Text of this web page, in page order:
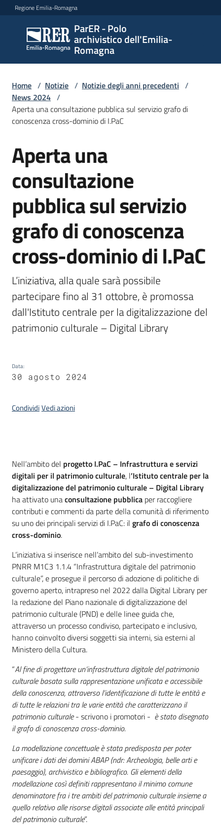
Vai al contenuto
Vai alla navigazione
Vai al footer
Regione Emilia-Romagna
ParER - Polo
archivistico dell'Emilia-
Romagna
ParER -
Polo
archivistico
Romagna
Polo
Archivio
storico
Conservazione
Argomenti
Contatti
Seguici
Home / Notizie / Notizie degli anni precedenti /
News 2024 /
Aperta una consultazione pubblica sul servizio grafo di
conoscenza cross-dominio di I.PaC
Salta al contenuto
Aperta una
consultazione
pubblica sul servizio
grafo di conoscenza
cross-dominio di I.PaC
L’iniziativa, alla quale sarà possibile
partecipare fino al 31 ottobre, è promossa
dall'Istituto centrale per la digitalizzazione del
patrimonio culturale – Digital Library
Data:
30 agosto 2024
CondividiVedi azioni
Introduzione
Nell’ambito del progetto I.PaC – Infrastruttura e servizi
digitali per il patrimonio culturale, l’Istituto centrale per la
digitalizzazione del patrimonio culturale – Digital Library
ha attivato unaconsultazione pubblica per raccogliere
contributi e commenti da parte della comunità di riferimento
su uno dei principali servizi di I.PaC: il grafo di conoscenza
cross-dominio.
L’iniziativa si inserisce nell’ambito del sub-investimento
PNRR M1C3 1.1.4 “Infrastruttura digitale del patrimonio
culturale”, e prosegue il percorso di adozione di politiche di
governo aperto, intrapreso nel 2022 dalla Digital Library per
la redazione del Piano nazionale di digitalizzazione del
patrimonio culturale (PND) e delle linee guida che,
attraverso un processo condiviso, partecipato e inclusivo,
hanno coinvolto diversi soggetti sia interni, sia esterni al
Ministero della Cultura.
“Al fine di progettare un’infrastruttura digitale del patrimonio
culturale basata sulla rappresentazione unificata e accessibile
della conoscenza, attraverso l’identificazione di tutte le entità e
di tutte le relazioni tra le varie entità che caratterizzano il
patrimonio culturale- scrivono i promotori - è stato disegnato
il grafo di conoscenza cross-dominio.
La modellazione concettuale è stata predisposta per poter
unificare i dati dei domini ABAP (ndr: Archeologia, belle arti e
paesaggio), archivistico e bibliografico. Gli elementi della
modellazione così definiti rappresentano il minimo comune
denominatore fra i tre ambiti del patrimonio culturale insieme a
quello relativo alle risorse digitali associate alle entità principali
del patrimonio culturale”.